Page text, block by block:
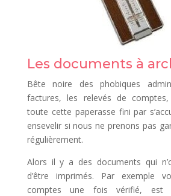
Les documents à
Bête noire des phobiques
factures, les relevés de
toute cette paperasse fini par
ensevelir si nous ne prenons pas
régulièrement.
Alors il y a des documents qui
d’être imprimés. Par exemple
comptes une fois vérifié, est